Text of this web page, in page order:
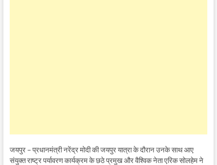
जयपुर – प्रधानमंत्री नरेंद्र मोदी की जयपुर यात्रा के दौरान उनके साथ आए
संयुक्त राष्ट्र पर्यावरण कार्यक्रम के छठे प्रमुख और वैश्विक नेता एरिक सोलहेम ने